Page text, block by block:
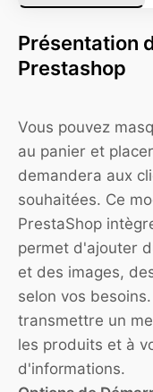
Présentation
Prestashop
Vous pouvez
au panier et
demandera aux
souhaitées. Ce
PrestaShop
permet d'ajouter
et des images,
selon vos
transmettre un
les produits et à
d'informations.